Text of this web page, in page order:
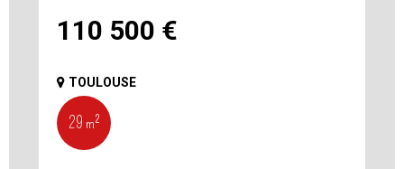
110 500 €
TOULOUSE
29 m²